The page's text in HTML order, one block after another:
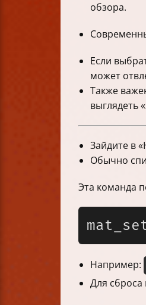
обзора.
Если
может
Также
выглядеть
Зайдите в
Обычно
Эта команда
Например:
Для сброса